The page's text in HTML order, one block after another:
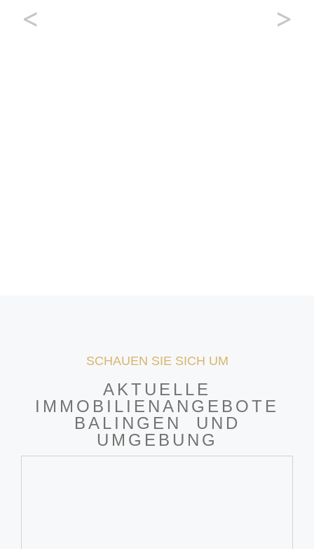
SCHAUEN SIE SICH UM
AKTUELLE
IMMOBILIENANGEBOTE
BALINGEN UND
UMGEBUNG